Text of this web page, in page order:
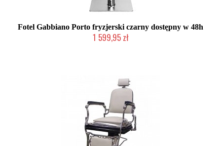
Fotel Gabbiano Porto fryzjerski czarny dostępny w 48h
1 599,95 zł